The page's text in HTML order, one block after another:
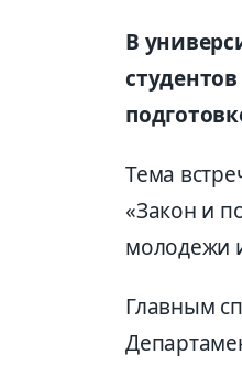
В
Тема
«Закон и
молодежи
Главным